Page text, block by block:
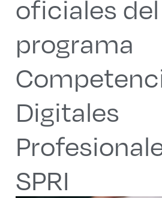
oficiales del
programa
Digitales
SPRI